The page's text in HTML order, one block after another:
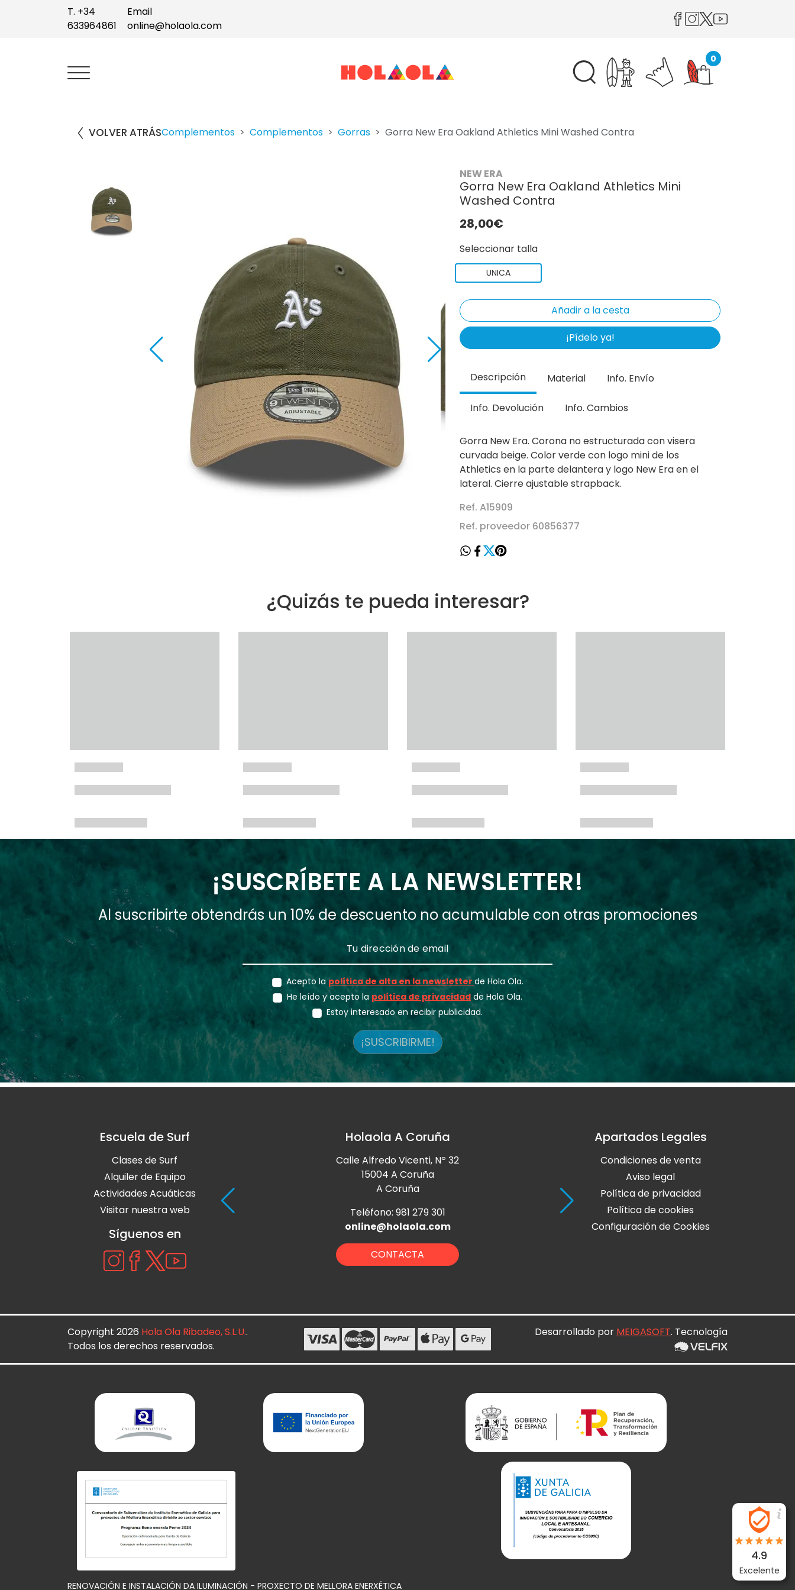
T. +34
633964861
Email
online@holaola.com
0
VOLVER ATRÁSComplementos Complementos Gorras Gorra New Era Oakland Athletics Mini Washed Contra
NEW ERA
Gorra New Era Oakland Athletics Mini
Washed Contra
28,00€
Seleccionar talla
UNICA
¡Pídelo ya!
Descripción Material Info. Envío
Info. Devolución Info. Cambios
Gorra New Era. Corona no estructurada con visera
curvada beige. Color verde con logo mini de los
Athletics en la parte delantera y logo New Era en el
lateral. Cierre ajustable strapback.
Ref. A15909
Ref. proveedor 60856377
¿Quizás te pueda interesar?
¡SUSCRÍBETE A LA NEWSLETTER!
Al suscribirte obtendrás un 10% de descuento no acumulable con otras promociones
Acepto la política de alta en la newsletter de Hola Ola.
He leído y acepto la política de privacidad de Hola Ola.
Estoy interesado en recibir publicidad.
¡SUSCRIBIRME!
Escuela de Surf
Clases de Surf
Alquiler de Equipo
Actividades Acuáticas
Visitar nuestra web
Síguenos en
Holaola A Coruña
Calle Alfredo Vicenti, Nº 32
15004 A Coruña
A Coruña
Teléfono: 981 279 301
online@holaola.com
CONTACTA
Holaola Ribadeo
Avda de Leopoldo Calvo Sotelo,
Teléfono: 982 128 424
online@holaola.com
Apartados Legales
Condiciones de venta
Aviso legal
Política de privacidad
Política de cookies
Configuración de Cookies
Copyright 2026 Hola Ola Ribadeo, S.L.U..
Todos los derechos reservados.
Desarrollado por MEIGASOFT. Tecnología
RENOVACIÓN E INSTALACIÓN DA ILUMINACIÓN - PROXECTO DE MELLORA ENERXÉTICA
4.9
Excelente